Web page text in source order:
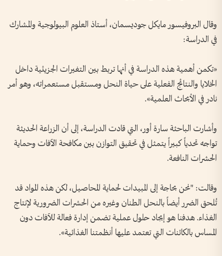
وقال البروفيسور مايكل جوديسمان، أستاذ العلوم البيولوجية والمشارك
في الدراسة:
«تكمن أهمية هذه الدراسة في أنها تربط بين التغيرات الجزيئية داخل
الخلايا والنتائج الفعلية على حياة النحل ومستقبل مستعمراته، وهو أمر
نادر في الأبحاث العلمية».
وأشارت الباحثة سارة أور، التي قادت الدراسة، إلى أن الزراعة الحديثة
تواجه تحدياً كبيراً يتمثل في تحقيق التوازن بين مكافحة الآفات وحماية
الحشرات النافعة.
وقالت: "نحن بحاجة إلى المبيدات لحماية المحاصيل، لكن هذه المواد قد
تُلحق الضرر أيضاً بالنحل الطنان وغيره من الحشرات الضرورية لإنتاج
الغذاء. هدفنا هو إيجاد حلول عملية تضمن إدارة فعالة للآفات دون
المساس بالكائنات التي تعتمد عليها أنظمتنا الغذائية».